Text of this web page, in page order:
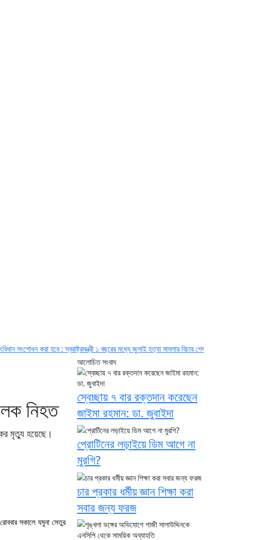
হবে : স্বরাষ্ট্রমন্ত্রী১ বছরের মধ্যে জুলাই হত্যা মামলার বিচার শেষ হবে: চিফ প্রসিকিউটর
নিহত
মৃত্যু হয়েছে।
সকালে যমুনা সেতুর
আলোচিত সংবাদ
স্বেচ্ছায় ৭ বার রক্তদান করেছেন
জাইমা রহমান: ডা. জুবাইদা
প্রোটিনের লড়াইয়ে ডিম আগে না
মুরগি?
চার প্রকার ধর্মীয় জ্ঞান শিক্ষা করা
সবার জন্য ফরজ